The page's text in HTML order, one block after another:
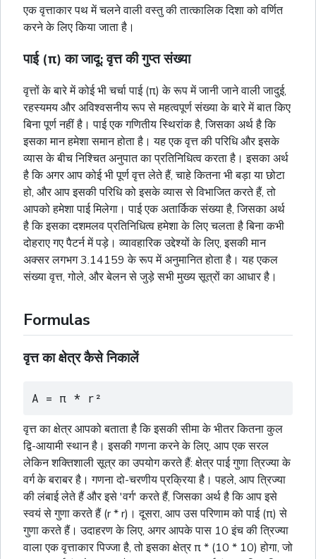
एक वृत्ताकार पथ में चलने वाली वस्तु की तात्कालिक दिशा को वर्णित
करने के लिए किया जाता है।
पाई (π) का जादू: वृत्त की गुप्त संख्या
वृत्तों के बारे में कोई भी चर्चा पाई (π) के रूप में जानी जाने वाली जादुई,
रहस्यमय और अविश्वसनीय रूप से महत्वपूर्ण संख्या के बारे में बात किए
बिना पूर्ण नहीं है। पाई एक गणितीय स्थिरांक है, जिसका अर्थ है कि
इसका मान हमेशा समान होता है। यह एक वृत्त की परिधि और इसके
व्यास के बीच निश्चित अनुपात का प्रतिनिधित्व करता है। इसका अर्थ
है कि अगर आप कोई भी पूर्ण वृत्त लेते हैं, चाहे कितना भी बड़ा या छोटा
हो, और आप इसकी परिधि को इसके व्यास से विभाजित करते हैं, तो
आपको हमेशा पाई मिलेगा। पाई एक अतार्किक संख्या है, जिसका अर्थ
है कि इसका दशमलव प्रतिनिधित्व हमेशा के लिए चलता है बिना कभी
दोहराए गए पैटर्न में पड़े। व्यावहारिक उद्देश्यों के लिए, इसकी मान
अक्सर लगभग 3.14159 के रूप में अनुमानित होता है। यह एकल
संख्या वृत्त,गोले, औरबेलनसे जुड़े सभी मुख्य सूत्रों का आधार है।
Formulas
वृत्त का क्षेत्र कैसे निकालें
A = π * r²
वृत्त का क्षेत्र आपको बताता है कि इसकी सीमा के भीतर कितना कुल
द्वि-आयामी स्थान है। इसकी गणना करने के लिए, आप एक सरल
लेकिन शक्तिशाली सूत्र का उपयोग करते हैं: क्षेत्र पाई गुणा त्रिज्या के
वर्ग के बराबर है। गणना दो-चरणीय प्रक्रिया है। पहले, आप त्रिज्या
की लंबाई लेते हैं और इसे 'वर्ग' करते हैं, जिसका अर्थ है कि आप इसे
स्वयं से गुणा करते हैं (r * r)। दूसरा, आप उस परिणाम को पाई (π) से
गुणा करते हैं। उदाहरण के लिए, अगर आपके पास 10 इंच की त्रिज्या
वाला एक वृत्ताकार पिज्जा है, तो इसका क्षेत्र π * (10 * 10) होगा, जो